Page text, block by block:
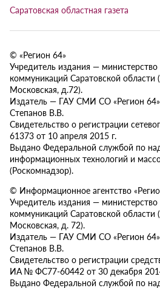
Саратовская областная газета
© «Регион 64»
Учредитель издания —
коммуникаций Саратовской области
Московская, д.72).
Издатель — ГАУ СМИ СО «Регион
Степанов В.В.
Свидетельство о регистрации
61373 от 10 апреля 2015 г.
Выдано Федеральной службой по
информационных технологий и
(Роскомнадзор).
© Информационное агентство
Учредитель издания —
коммуникаций Саратовской области
Московская, д. 72).
Издатель — ГАУ СМИ СО «Регион
Степанов В.В.
Свидетельство о регистрации
ИА № ФС77-60442 от 30 декабря
Выдано Федеральной службой по